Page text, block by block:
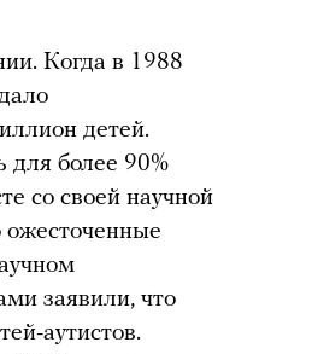
Когда в 1988
детей.
для более 90%
со своей научной
ожесточенные
заявили, что
аутистов.